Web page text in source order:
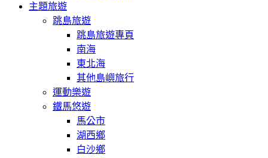
主題旅遊
跳島旅遊
跳島旅遊專頁
南海
東北海
其他島嶼旅行
運動樂遊
鐵馬悠遊
馬公市
湖西鄉
白沙鄉